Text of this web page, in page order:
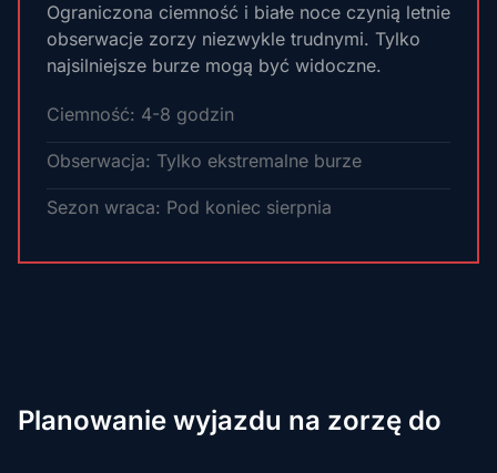
Ograniczona ciemność i białe noce czynią letnie
obserwacje zorzy niezwykle trudnymi. Tylko
najsilniejsze burze mogą być widoczne.
Ciemność: 4-8 godzin
Obserwacja: Tylko ekstremalne burze
Sezon wraca: Pod koniec sierpnia
Planowanie wyjazdu na zorzę do